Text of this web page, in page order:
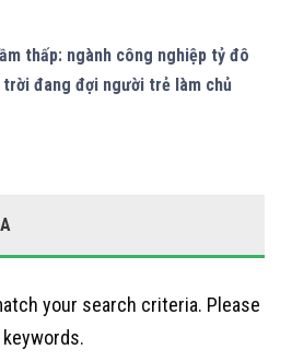
thấp: ngành công nghiệp tỷ đô
đang đợi người trẻ làm chủ
your search criteria. Please